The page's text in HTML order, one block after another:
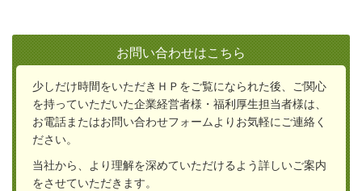
お問い合わせはこちら
少しだけ時間をいただきＨＰをご覧になられた後、ご関心
を持っていただいた企業経営者様・福利厚生担当者様は、
お電話またはお問い合わせフォームよりお気軽にご連絡く
ださい。
当社から、より理解を深めていただけるよう詳しいご案内
をさせていただきます。